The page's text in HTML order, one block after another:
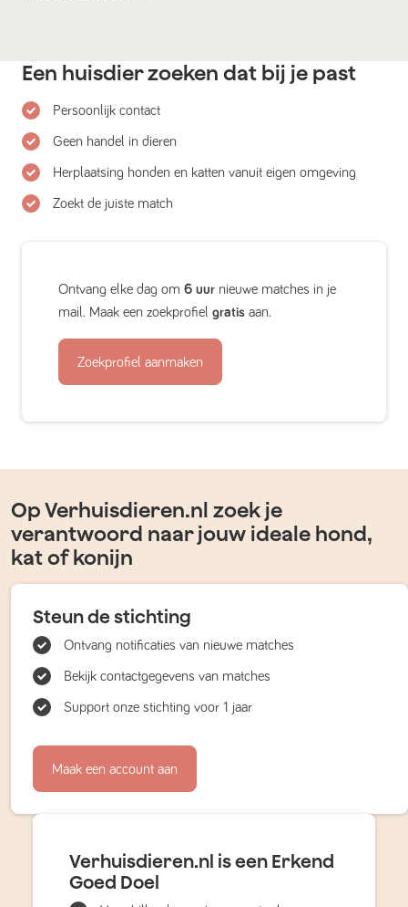
Een huisdier zoeken dat bij je past
Persoonlijk contact
Geen handel in dieren
Herplaatsing honden en katten vanuit eigen omgeving
Zoekt de juiste match
Ontvang elke dag om 6 uur nieuwe matches in je
mail. Maak een zoekprofiel gratis aan.
Zoekprofiel aanmaken
Op Verhuisdieren.nl zoek je
verantwoord naar jouw ideale hond,
kat of konijn
Steun de stichting
Ontvang notificaties van nieuwe matches
Bekijk contactgegevens van matches
Support onze stichting voor 1 jaar
Maak een account aan
Verhuisdieren.nl is een Erkend
Goed Doel